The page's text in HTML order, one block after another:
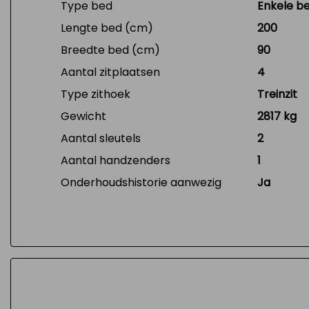
Type bed
Enkele
Lengte bed (cm)
200
Breedte bed (cm)
90
Aantal zitplaatsen
4
Type zithoek
Treinzit
Gewicht
2817 kg
Aantal sleutels
2
Aantal handzenders
1
Onderhoudshistorie aanwezig
Ja